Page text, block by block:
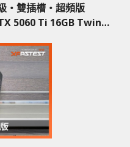
‧雙插槽‧超頻版
5060 Ti 16GB Twin